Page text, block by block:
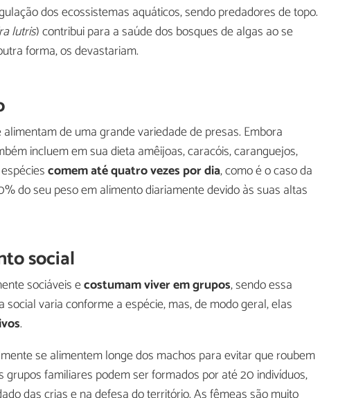
dos ecossistemas aquáticos, sendo predadores de topo.
lutris) contribui para a saúde dos bosques de algas ao se
forma, os devastariam.
de uma grande variedade de presas. Embora
incluem em sua dieta amêijoas, caracóis, caranguejos,
comem até quatro vezes por dia, como é o caso da
do seu peso em alimento diariamente devido às suas altas
social
sociáveis ecostumam viver em grupos, sendo essa
varia conforme a espécie, mas, de modo geral, elas
.
se alimentem longe dos machos para evitar que roubem
grupos familiares podem ser formados por até 20 indivíduos,